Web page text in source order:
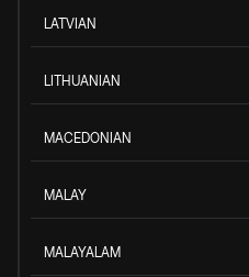
LATVIAN
LITHUANIAN
MACEDONIAN
MALAY
MALAYALAM